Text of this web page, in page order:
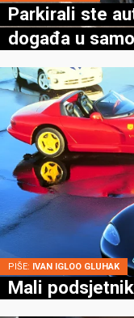
Parkirali ste
događa u
PIŠE: IVAN IGLOO GLUHAK
Mali